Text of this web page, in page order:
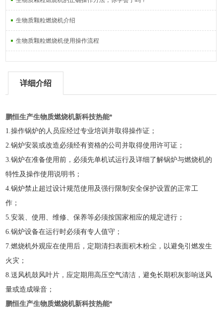
生物质颗粒燃烧机介绍
生物质颗粒燃烧机使用操作流程
详细介绍
鹏恒生产生物质燃烧机新科技热能*
1.操作锅炉的人员应经过专业培训并取得操作证；
2.锅炉安装或改造必须经有资格的公司并取得使用许可证；
3.锅炉在准备使用前，必须先单机试运行及详细了解锅炉与燃烧机的
特性及操作使用说明书；
4.锅炉禁止超过设计规范使用及强行限制安全保护设置的正常工
作；
5.安装、使用、维修、保养等必须按国家相应的规定进行；
6.锅炉设备在运行时必须有专人值守；
7.燃烧机外观应在使用后，定期清扫表面积木粉尘，以避免引燃发生
火灾；
8.送风机鼓风叶片，应定期用高压空气清洁，避免长期积灰影响送风
量或造成噪音；
鹏恒生产生物质燃烧机新科技热能*